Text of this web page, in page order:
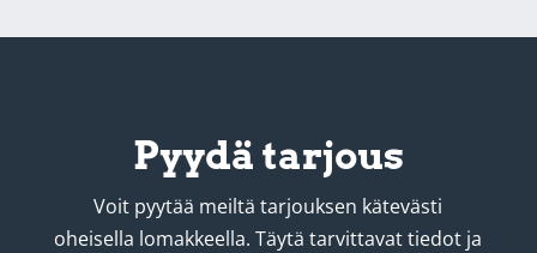
Pyydä tarjous
Voit pyytää meiltä tarjouksen kätevästi
oheisella lomakkeella. Täytä tarvittavat tiedot ja